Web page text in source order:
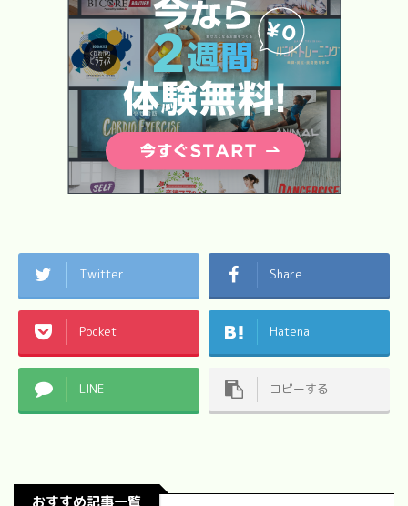
Twitter Share
Pocket Hatena
LINE コピーする
おすすめ記事一覧